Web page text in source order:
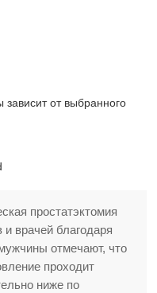
от выбранного
простатэктомия
врачей благодаря
отмечают, что
проходит
ниже по